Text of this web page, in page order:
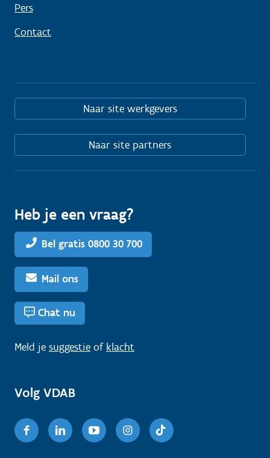
Pers
Contact
Naar site werkgevers
Naar site partners
Heb je een vraag?
Bel gratis 0800 30 700
Mail ons
Chat nu
Meld je suggestie of klacht
Volg VDAB
FacebookLinkedinYoutubeInstagram